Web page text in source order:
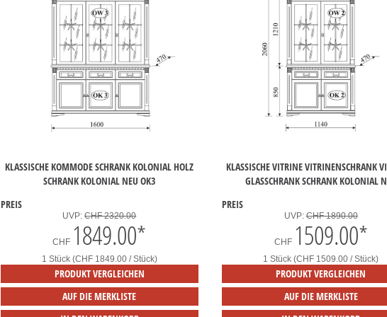
KLASSISCHE KOMMODE SCHRANK KOLONIAL HOLZ
SCHRANK KOLONIAL NEU OK3
PREIS
UVP:CHF 2320.00
CHF 1849.00*
1 Stück (CHF 1849.00 / Stück)
PRODUKT VERGLEICHEN
AUF DIE MERKLISTE
KLASSISCHE VITRINE VITRINENSCHRANK
GLASSCHRANK SCHRANK KOLONIAL
PREIS
UVP:CHF 1890.00
CHF 1509.00*
1 Stück (CHF 1509.00 / Stück)
PRODUKT VERGLEICHEN
AUF DIE MERKLISTE